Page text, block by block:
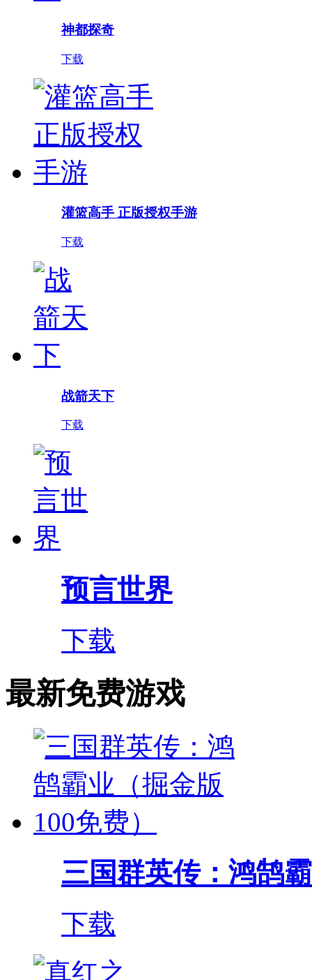
神都探奇
下载
灌篮高手 正版授权手游
下载
战箭天下
下载
预言世界
下载
最新免费游戏
三国群英传：鸿鹄
下载